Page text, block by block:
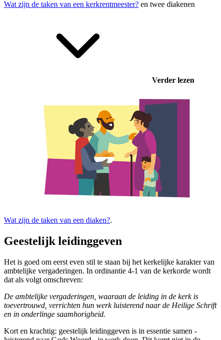
Wat zijn de taken van een kerkrentmeester? en twee diakenen
Verder lezen
Wat zijn de taken van een diaken?.
Geestelijk leidinggeven
Het is goed om eerst even stil te staan bij het kerkelijke karakter van
ambtelijke vergaderingen. In ordinantie 4-1 van de kerkorde wordt
dat als volgt omschreven:
De ambtelijke vergaderingen, waaraan de leiding in de kerk is
toevertrouwd, verrichten hun werk luisterend naar de Heilige Schrift
en in onderlinge saamhorigheid.
Kort en krachtig: geestelijk leidinggeven is in essentie samen -